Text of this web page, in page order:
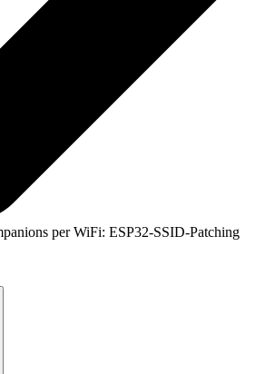
per WiFi: ESP32-SSID-Patching